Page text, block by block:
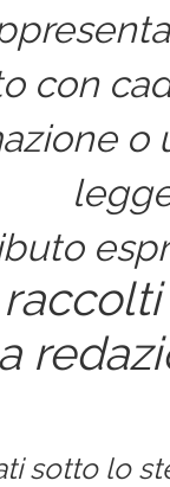
con
sotto lo